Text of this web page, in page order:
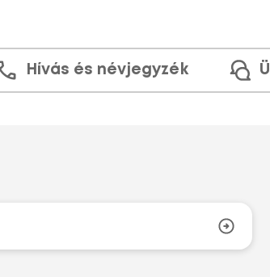
Hívás és névjegyzék